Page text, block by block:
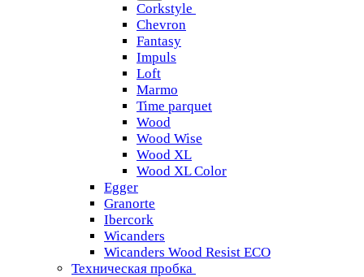
Corkstyle
Chevron
Fantasy
Impuls
Loft
Marmo
Time parquet
Wood
Wood Wise
Wood XL
Wood XL Color
Egger
Granorte
Ibercork
Wicanders
Wicanders Wood Resist ECO
Техническая пробка